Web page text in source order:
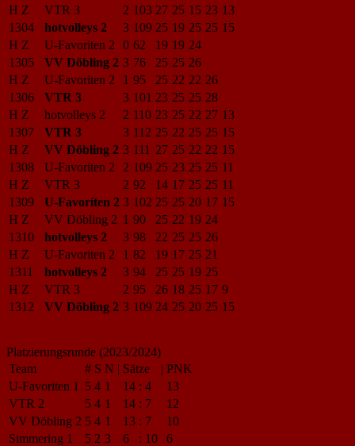
H Z
VTR 3 2 103 27 25 15 23 13
1304
hotvolleys 2 3 109 25 19 25 25 15
H Z
U-Favoriten 2 0 62 19 19 24
1305
VV Döbling 2 3 76 25 25 26
H Z
U-Favoriten 2 1 95 25 22 22 26
1306
VTR 3 3 101 23 25 25 28
H Z
hotvolleys 2 2 110 23 25 22 27 13
1307
VTR 3 3 112 25 22 25 25 15
H Z
VV Döbling 2 3 111 27 25 22 22 15
1308
U-Favoriten 2 2 109 25 23 25 25 11
H Z
VTR 3 2 92 14 17 25 25 11
1309
U-Favoriten 2 3 102 25 25 20 17 15
H Z
VV Döbling 2 1 90 25 22 19 24
1310
hotvolleys 2 3 98 22 25 25 26
H Z
U-Favoriten 2 1 82 19 17 25 21
1311
hotvolleys 2 3 94 25 25 19 25
H Z
VTR 3 2 95 26 18 25 17 9
1312
VV Döbling 2 3 109 24 25 20 25 15
Platzierungsrunde (2023/2024)
Team
# S N | Sätze | PNK
U-Favoriten 1
5 4 1 14 : 4
13
VTR 2
5 4 1 14 : 7
12
VV Döbling 2 5 4 1 13 : 7
10
Simmering 1
5 2 3 6 : 10
6